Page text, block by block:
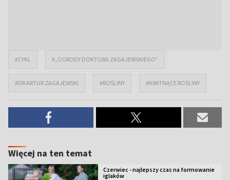
#CYKL #„OGRODY DOKTORA ZAGAJEWSKIEGO”
#DR ARTUR ZAGAJEWSKI #ROŚLINY #KWITNĄCE ROŚLINY
Więcej na ten temat
Czerwiec - najlepszy czas na formowanie
iglaków